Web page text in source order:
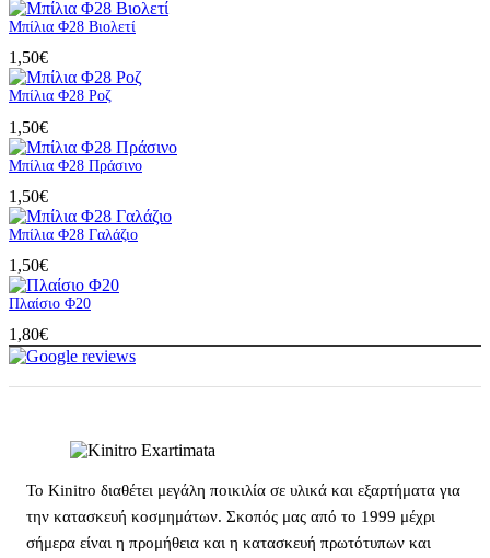
Μπίλια Φ28 Βιολετί
1,50€
Μπίλια Φ28 Ροζ
1,50€
Μπίλια Φ28 Πράσινο
1,50€
Μπίλια Φ28 Γαλάζιο
1,50€
Πλαίσιο Φ20
1,80€
Το Kinitro διαθέτει μεγάλη ποικιλία σε υλικά και εξαρτήματα για
την κατασκευή κοσμημάτων. Σκοπός μας από το 1999 μέχρι
σήμερα είναι η προμήθεια και η κατασκευή πρωτότυπων και